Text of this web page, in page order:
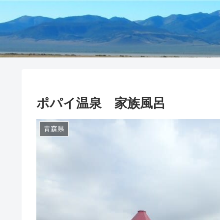
ポパイ温泉 家族風呂
青森県